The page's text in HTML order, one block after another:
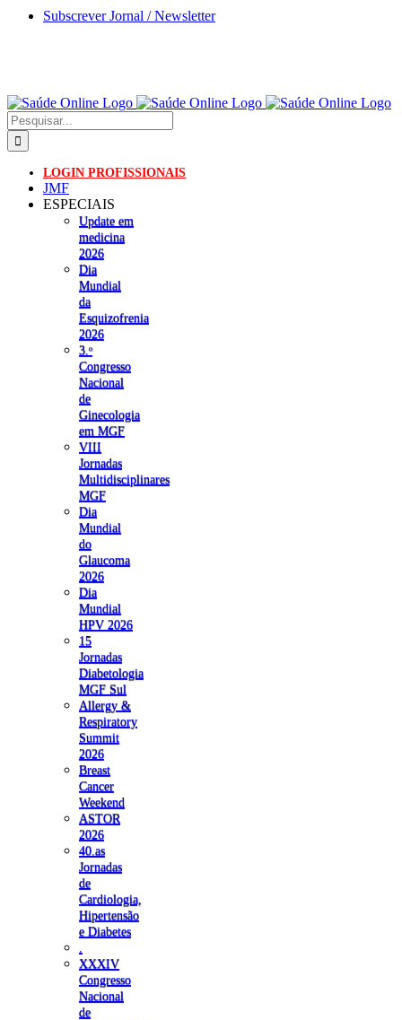
Skip
Subscrever Jornal / Newsletter
Pesquisar
LOGIN PROFISSIONAIS
JMF
ESPECIAIS
Update em
medicina
2026
Dia
Mundial
da
Esquizofrenia
2026
3.ᵒ
Congresso
Nacional
de
Ginecologia
em MGF
VIII
Jornadas
Multidisciplinares
MGF
Dia
Mundial
do
Glaucoma
2026
Dia
Mundial
HPV 2026
15
Jornadas
Diabetologia
MGF Sul
Allergy &
Respiratory
Summit
2026
Breast
Cancer
Weekend
ASTOR
2026
40.as
Jornadas
de
Cardiologia,
Hipertensão
e Diabetes
XXXIV
Congresso
Nacional
de